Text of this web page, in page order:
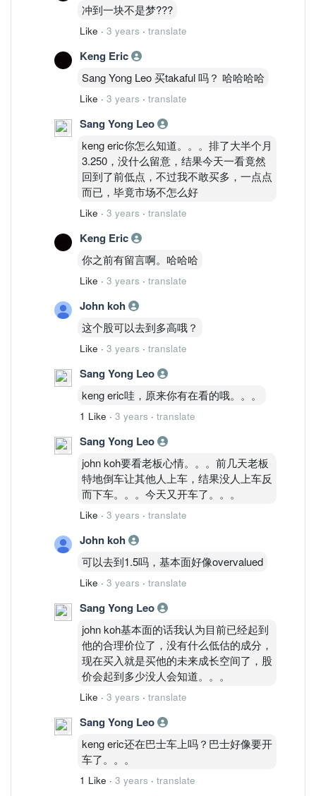
冲到一块不是梦???
Like · 3 years · translate
Keng Eric
Sang Yong Leo 买takaful 吗？ 哈哈哈哈
Like · 3 years · translate
Sang Yong Leo
keng eric你怎么知道。。。排了大半个月
3.250，没什么留意，结果今天一看竟然
回到了前低点，不过我不敢买多，一点点
而已，毕竟市场不怎么好
Like · 3 years · translate
Keng Eric
你之前有留言啊。哈哈哈
Like · 3 years · translate
John koh
这个股可以去到多高哦？
Like · 3 years · translate
Sang Yong Leo
keng eric哇，原来你有在看的哦。。。
1 Like · 3 years · translate
Sang Yong Leo
john koh要看老板心情。。。前几天老板
特地倒车让其他人上车，结果没人上车反
而下车。。。今天又开车了。。。
Like · 3 years · translate
John koh
可以去到1.5吗，基本面好像overvalued
Like · 3 years · translate
Sang Yong Leo
john koh基本面的话我认为目前已经起到
他的合理价位了，没有什么低估的成分，
现在买入就是买他的未来成长空间了，股
价会起到多少没人会知道。。。
Like · 3 years · translate
Sang Yong Leo
keng eric还在巴士车上吗？巴士好像要开
车了。。。
1 Like · 3 years · translate